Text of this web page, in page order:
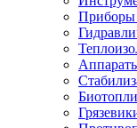
Приборы